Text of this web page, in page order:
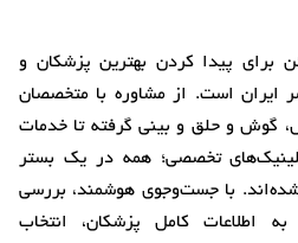
برای پیدا کردن بهترین پزشکان و
ایران است. از مشاوره با متخصصان
گوش و حلق و بینی گرفته تا خدمات
تخصصی؛ همه در یک بستر
شده‌اند. با جست‌وجوی هوشمند، بررسی
اطلاعات کامل پزشکان، انتخاب